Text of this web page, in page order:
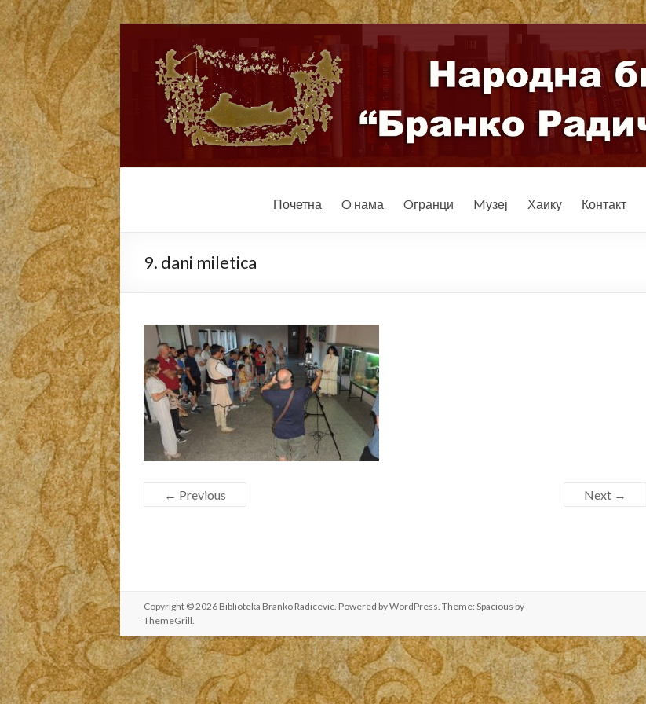
Почетна O нама Oгранци Mузеј Хаику Контакт
9. dani miletica
← Previous Next →
Copyright © 2026 Biblioteka Branko Radicevic . Powered byWordPress . Theme: Spacious by
ThemeGrill